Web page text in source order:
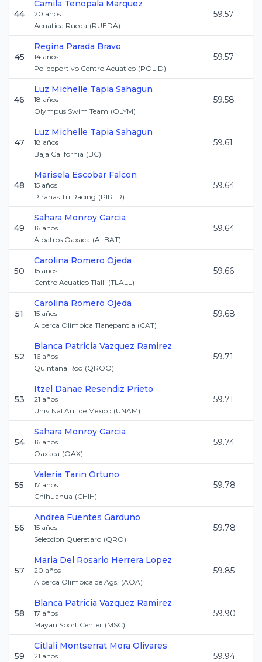
44
Camila Tenopala Marquez
20 años
Acuatica Rueda (RUEDA)
59.57
45
Regina Parada Bravo
14 años
Polideportivo Centro Acuatico (POLID)
59.57
46
Luz Michelle Tapia Sahagun
18 años
Olympus Swim Team (OLYM)
59.58
47
Luz Michelle Tapia Sahagun
18 años
Baja California (BC)
59.61
48
Marisela Escobar Falcon
15 años
Piranas Tri Racing (PIRTR)
59.64
49
Sahara Monroy Garcia
16 años
Albatros Oaxaca (ALBAT)
59.64
50
Carolina Romero Ojeda
15 años
Centro Acuatico Tlalli (TLALL)
59.66
51
Carolina Romero Ojeda
15 años
Alberca Olimpica Tlanepantla (CAT)
59.68
52
Blanca Patricia Vazquez Ramirez
16 años
Quintana Roo (QROO)
59.71
53
Itzel Danae Resendiz Prieto
21 años
Univ Nal Aut de Mexico (UNAM)
59.71
54
Sahara Monroy Garcia
16 años
Oaxaca (OAX)
59.74
55
Valeria Tarin Ortuno
17 años
Chihuahua (CHIH)
59.78
56
Andrea Fuentes Garduno
15 años
Seleccion Queretaro (QRO)
59.78
57
Maria Del Rosario Herrera Lopez
20 años
Alberca Olimpica de Ags. (AOA)
59.85
58
Blanca Patricia Vazquez Ramirez
17 años
Mayan Sport Center (MSC)
59.90
59
Citlali Montserrat Mora Olivares
21 años
59.94